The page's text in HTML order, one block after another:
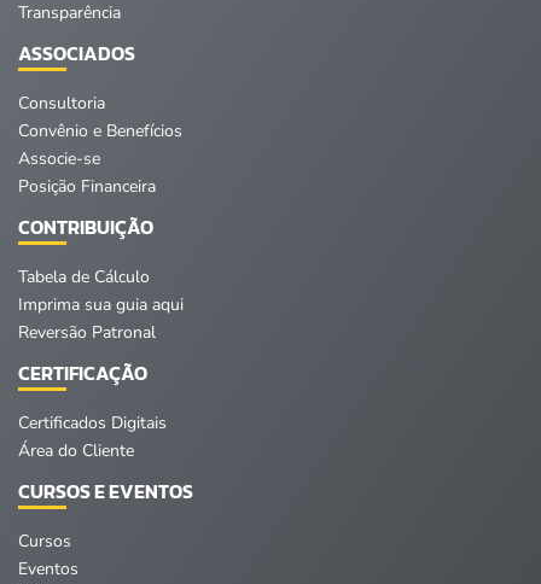
Transparência
ASSOCIADOS
Consultoria
Convênio e Benefícios
Associe-se
Posição Financeira
CONTRIBUIÇÃO
Tabela de Cálculo
Imprima sua guia aqui
Reversão Patronal
CERTIFICAÇÃO
Certificados Digitais
Área do Cliente
CURSOS E EVENTOS
Cursos
Eventos